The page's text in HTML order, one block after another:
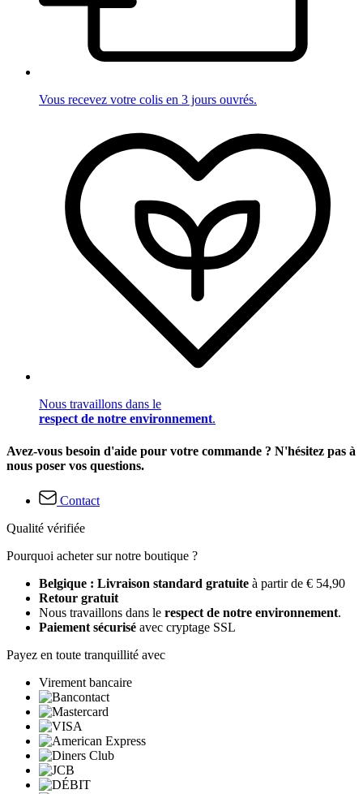
Vous recevez votre colis en 3 jours ouvrés.
Nous travaillons dans le
respect de notre environnement.
Avez-vous besoin d'aide pour votre commande ? N'hésitez pas à
nous poser vos questions.
Contact
Qualité vérifiée
Pourquoi acheter sur notre boutique ?
Belgique : Livraison standard gratuite à partir de € 54,90
Retour gratuit
Nous travaillons dans le respect de notre environnement.
Paiement sécurisé avec cryptage SSL
Payez en toute tranquillité avec
Virement bancaire